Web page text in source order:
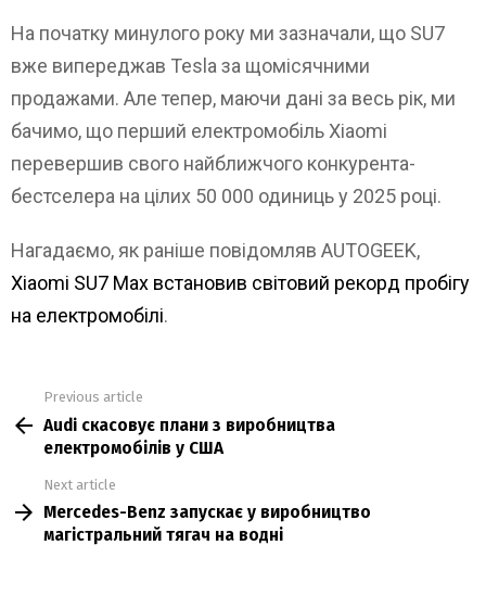
На початку минулого року ми зазначали, що SU7
вже випереджав Tesla за щомісячними
продажами. Але тепер, маючи дані за весь рік, ми
бачимо, що перший електромобіль Xiaomi
перевершив свого найближчого конкурента-
бестселера на цілих 50 000 одиниць у 2025 році.
Нагадаємо, як раніше повідомляв AUTOGEEK,
Xiaomi SU7 Max встановив світовий рекорд пробігу
на електромобілі.
more
Previous article
Audi скасовує плани з виробництва
електромобілів у США
Next article
Mercedes-Benz запускає у виробництво
магістральний тягач на водні